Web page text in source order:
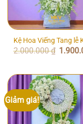
Kệ Hoa Viếng Tang lễ
2.000.000₫ Giá
gốc
Giảm giá!